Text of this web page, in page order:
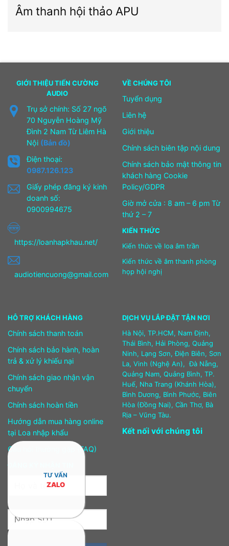
Âm thanh hội thảo APU
GIỚI THIỆU TIẾN CƯỜNG
AUDIO
Trụ sở chính: Số 27 ngõ
70 Nguyễn Hoàng Mỹ
Đình 2 Nam Từ Liêm Hà
Nội (Bản đồ)
Điện thoại:
0987.126.123
Giấy phép đăng ký kinh
doanh số:
0900994675
https://loanhapkhau.net/
audiotiencuong@gmail.com
VỀ CHÚNG TÔI
Tuyển dụng
Liên hệ
Giới thiệu
Chính sách biên tập nội dung
Chính sách bảo mật thông tin
khách hàng Cookie
Policy/GDPR
Giờ mở cửa : 8 am – 6 pm Từ
thứ 2 – 7
KIẾN THỨC
Kiến thức về loa âm trần
Kiến thức về âm thanh phòng
họp hội nghị
HỖ TRỢ KHÁCH HÀNG
Chính sách thanh toán
Chính sách bảo hành, hoàn
trả & xử lý khiếu nại
Chính sách giao nhận vận
chuyển
Chính sách hoàn tiền
Hướng dẫn mua hàng online
tại Loa nhập khẩu
Câu hỏi thường gặp (FAQ)
DỊCH VỤ LẮP ĐẶT TẬN NƠI
Hà Nội, TP.HCM, Nam Định,
Thái Bình, Hải Phòng, Quảng
Ninh, Lạng Sơn, Điện Biên, Sơn
La, Vinh (Nghệ An), Đà Nẵng,
Quảng Nam, Quảng Bình, TP.
Huế, Nha Trang (Khánh Hòa),
Bình Dương, Bình Phước, Biên
Hòa (Đồng Nai), Cần Thơ, Bà
Rịa – Vũng Tàu.
Kết nối với chúng tôi
TƯ VẤN
ZALO